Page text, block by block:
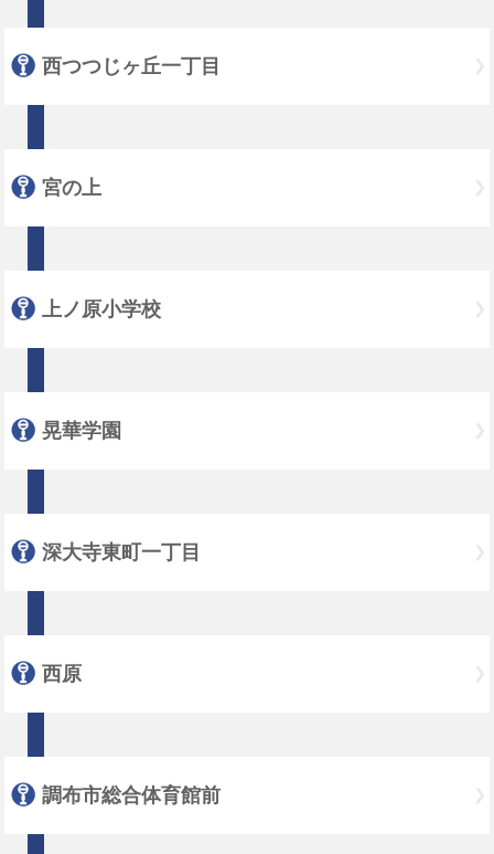
西つつじヶ丘一丁目
宮の上
上ノ原小学校
晃華学園
深大寺東町一丁目
西原
調布市総合体育館前